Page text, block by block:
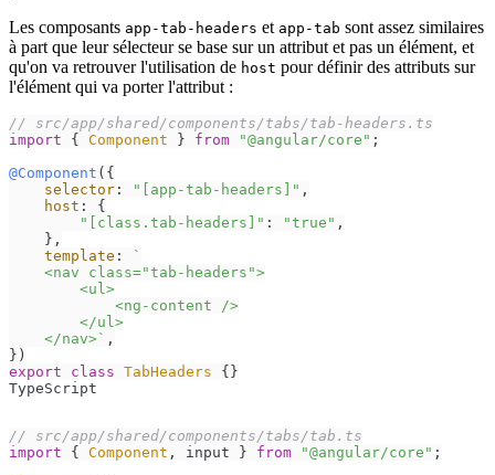
Les composants app-tab-headers et app-tab sont assez similaires
à part que leur sélecteur se base sur un attribut et pas un élément, et
qu'on va retrouver l'utilisation de host pour définir des attributs sur
l'élément qui va porter l'attribut :
// src/app/shared/components/tabs/tab-headers.ts
import { Component } from "@angular/core" ;
@Component ({
selector : "[app-tab-headers]" ,
host : {
"[class.tab-headers]" : "true" ,
    },
template :
`
    <nav class="tab-headers">
        <ul>
            <ng-content />
        </ul>
    </nav>`
,
export
class TabHeaders {}
TypeScript
// src/app/shared/components/tabs/tab.ts
import { Component , input } from "@angular/core" ;